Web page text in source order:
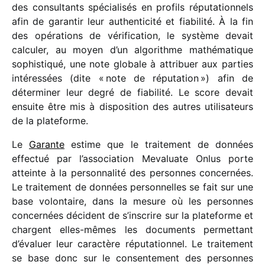
des consul­tants spécia­li­sés en profils répu­ta­tion­nels
afin de garan­tir leur authen­ti­cité et fiabi­lité. À la fin
des opéra­tions de véri­fi­ca­tion, le système devait
calcu­ler, au moyen d’un algo­rithme mathé­ma­tique
sophis­ti­qué, une note globale à attri­buer aux parties
inté­res­sées (dite « note de répu­ta­tion ») afin de
déter­mi­ner leur degré de fiabi­lité. Le score devait
ensuite être mis à dispo­si­tion des autres utili­sa­teurs
de la plateforme.
Le Garante estime que le trai­te­ment de données
effec­tué par l’association Mevaluate Onlus porte
atteinte à la person­na­lité des personnes concer­nées.
Le trai­te­ment de données person­nelles se fait sur une
base volon­taire, dans la mesure où les personnes
concer­nées décident de s’inscrire sur la plate­forme et
chargent elles-mêmes les docu­ments permet­tant
d’évaluer leur carac­tère répu­ta­tion­nel. Le trai­te­ment
se base donc sur le consen­te­ment des personnes